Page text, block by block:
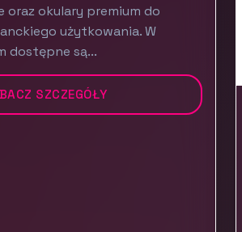
oraz okulary premium do
użytkowania. W
dostępne są...
SZCZEGÓŁY